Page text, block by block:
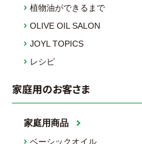
植物油ができるまで
OLIVE OIL SALON
JOYL TOPICS
レシピ
家庭用のお客さま
家庭用商品
ベーシックオイル